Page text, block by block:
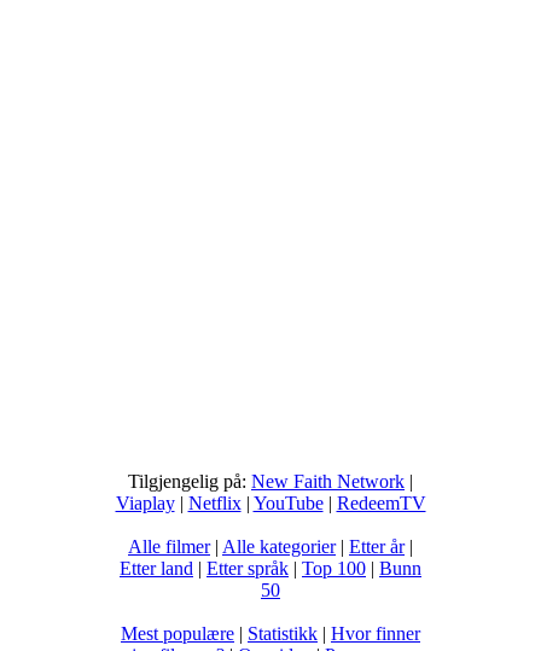
Tilgjengelig på: New Faith Network |
Viaplay| Netflix| YouTube| RedeemTV
Alle filmer| Alle kategorier| Etter år|
Etter land | Etter språk | Top 100 | Bunn
50
Mest populære | Statistikk | Hvor finner